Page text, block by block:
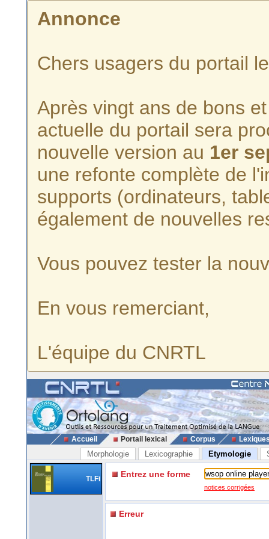
Annonce
Chers usagers du portail
Après vingt ans de bons
actuelle du portail sera
nouvelle version au 1er
une refonte complète de
supports (ordinateurs,
également de nouvelles
Vous pouvez tester la
En vous remerciant,
L'équipe du CNRTL
Accueil Portail lexical Corpus
Morphologie Lexicographie Etymologie
TLFi Entrez une forme
notices corrigées
Erreur